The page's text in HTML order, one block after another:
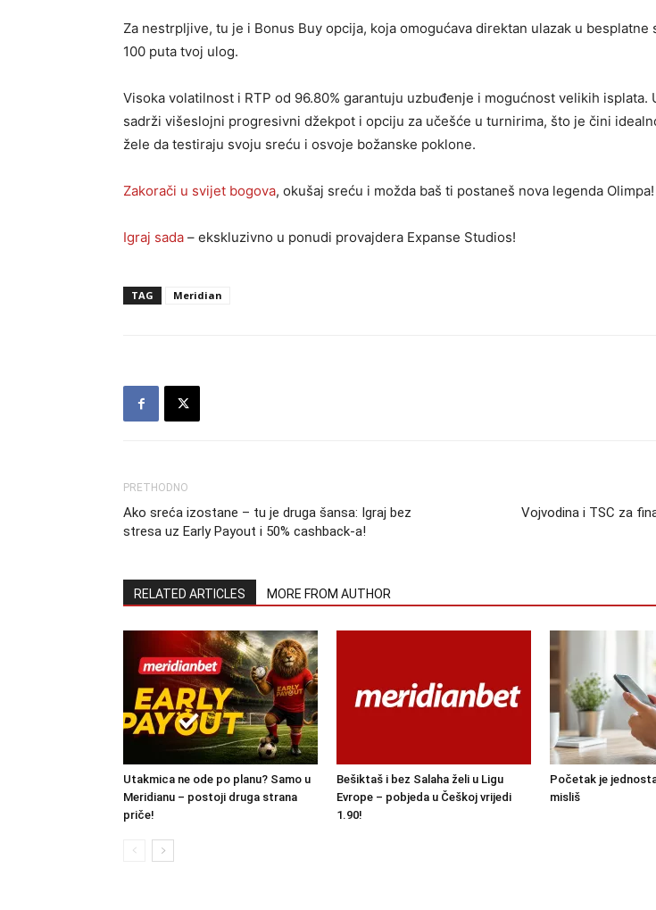
Za nestrpljive, tu je i Bonus Buy opcija, koja omogućava direktan ulazak u besplatne
100 puta tvoj ulog.
Visoka volatilnost i RTP od 96.80% garantuju uzbuđenje i mogućnost velikih isplata.
sadrži višeslojni progresivni džekpot i opciju za učešće u turnirima, što je čini
žele da testiraju svoju sreću i osvoje božanske poklone.
Zakorači u svijet bogova, okušaj sreću i možda baš ti postaneš nova legenda Olimpa!
Igraj sada – ekskluzivno u ponudi provajdera Expanse Studios!
TAG Meridian
PRETHODNO
Ako sreća izostane – tu je druga šansa: Igraj bez
stresa uz Early Payout i 50% cashback-a!
Vojvodina i TSC za
RELATED ARTICLES MORE FROM AUTHOR
Utakmica ne ode po planu? Samo u
Meridianu – postoji druga strana
priče!
Bešiktaš i bez Salaha želi u Ligu
Evrope – pobjeda u Češkoj vrijedi
1.90!
Početak je
misliš